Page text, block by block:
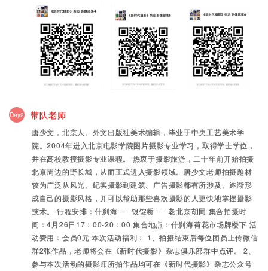
Day2 带队老师
唐少文，北京人。外文出版社美术编辑，毕业于中央工艺美术学
院。2004年进入北京电影学院图片摄影专业学习，取得学士学位，
并在高校教授摄影专业课程。 热衷于摄影旅游，二十年前开始拍摄
北京周边的野长城，从而正式进入摄影领域。唐少文老师拍摄题材
较为广泛从风光、纪实摄影到建筑、广告摄影都有所涉及。逐渐形
成自己的摄影风格，并可以帮助那些喜欢摄影的人更快地掌握摄影
技术。 行程安排：什刹海-----银锭桥-----老北京胡同 集合拍摄时
间：4月26日17：00-20：00 集合地点：什刹海荷花市场牌楼下 活
动费用：会员0元 本次活动福利： 1、拍摄结束后每位团员上传微信
群2张作品，老师将会在《新时代摄影》杂志俱乐部群中点评。 2、
参与本次活动的摄影师所拍作品均可在《新时代摄影》杂志公众号